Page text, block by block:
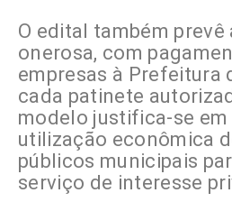
O edital também prevê
onerosa, com
empresas à Prefeitura
cada patinete
modelo justifica-se em
utilização econômica
públicos municipais
serviço de interesse